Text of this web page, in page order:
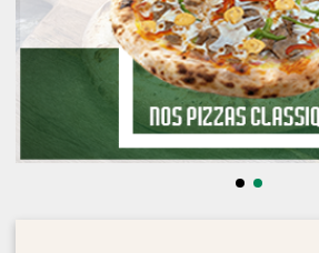
NOS PANINIS
NOS SALADES
NOS DESSERTS